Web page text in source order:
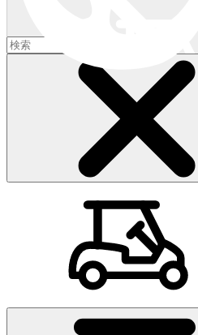
ショッピングカート 0)